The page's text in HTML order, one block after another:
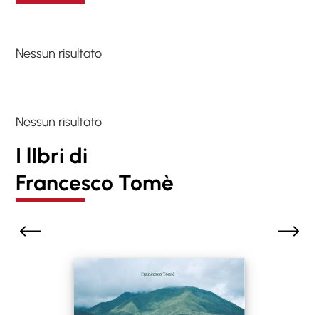
Nessun risultato
Nessun risultato
I lIbri di
Francesco Tomè